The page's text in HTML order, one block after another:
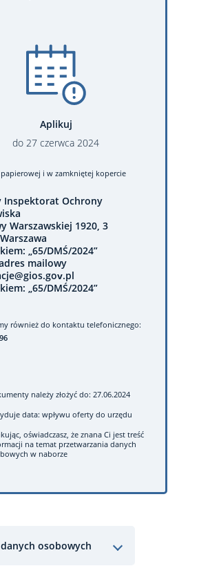
Aplikuj
do 27 czerwca 2024
i w zamkniętej kopercie
Inspektorat Ochrony
Warszawskiej 1920, 3
„65/DMŚ/2024”
mailowy
„65/DMŚ/2024”
również do kontaktu telefonicznego:
należy złożyć do: 27.06.2024
data: wpływu oferty do urzędu
oświadczasz, że znana Ci jest treść
na temat przetwarzania danych
w naborze
osobowych